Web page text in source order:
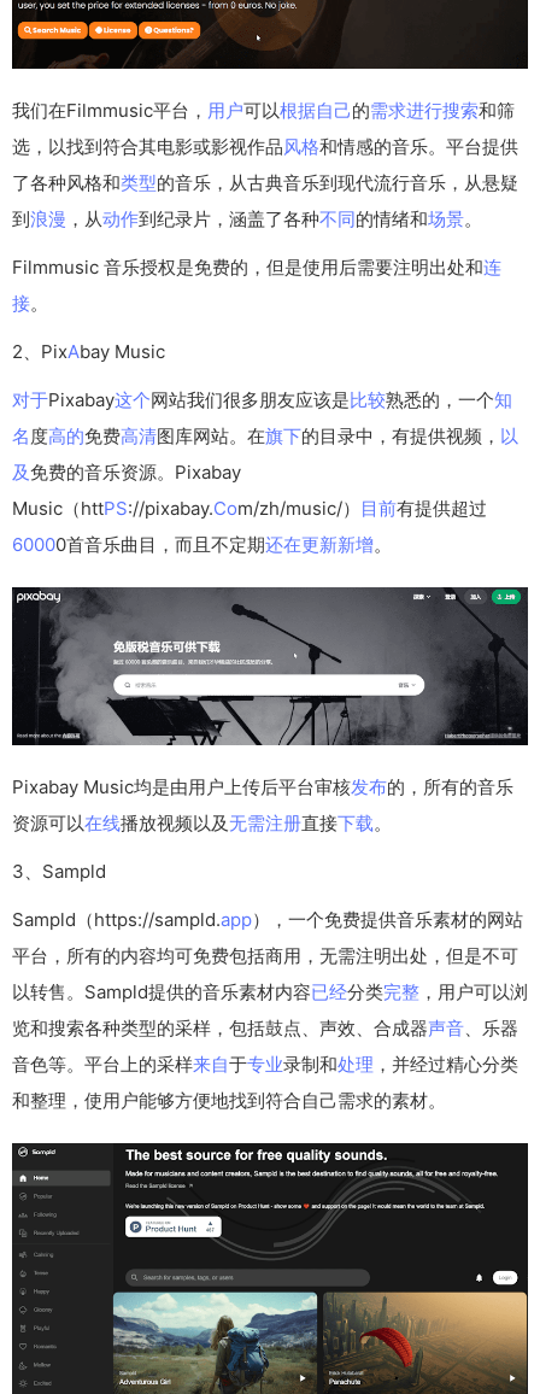
我们在Filmmusic平台， 用户可以根据自己的需求进行搜索和筛
选，以找到符合其电影或影视作品风格和情感的音乐。平台提供
了各种风格和类型的音乐，从古典音乐到现代流行音乐，从悬疑
到 浪漫 ，从动作到纪录片，涵盖了各种不同的情绪和场景。
Filmmusic 音乐授权是免费的，但是使用后需要注明出处和连
接。
2、PixAbay Music
对于Pixabay这个网站我们很多朋友应该是比较熟悉的，一个知
名度高的免费高清图库网站。在旗下的目录中，有提供视频， 以
及免费的音乐资源。Pixabay
Music（httPS://pixabay.Com/zh/music/） 目前有提供超过
60000首音乐曲目，而且不定期还在更新新增。
Pixabay Music均是由用户上传后平台审核发布的，所有的音乐
资源可以在线播放视频以及无需注册直接下载。
3、Sampld
Sampld（https://sampld.app），一个免费提供音乐素材的网站
平台，所有的内容均可免费包括商用，无需注明出处，但是不可
以转售。Sampld提供的音乐素材内容已经分类完整 ，用户可以浏
览和搜索各种类型的采样，包括鼓点、声效、合成器声音、乐器
音色等。平台上的采样来自于专业录制和处理 ，并经过精心分类
和整理，使用户能够方便地找到符合自己需求的素材。